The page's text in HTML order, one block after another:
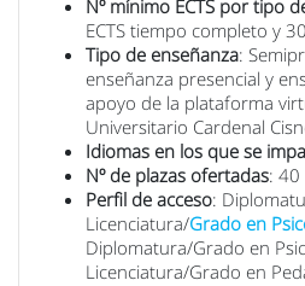
Nº mínimo ECTS por tipo
ECTS tiempo completo y
Tipo de enseñanza:
enseñanza presencial y
apoyo de la plataforma
Universitario Cardenal
Idiomas en los que se
Nº de plazas ofertadas: 40
Perfil de acceso:
Licenciatura/Grado en
Diplomatura/Grado en
Licenciatura/Grado en